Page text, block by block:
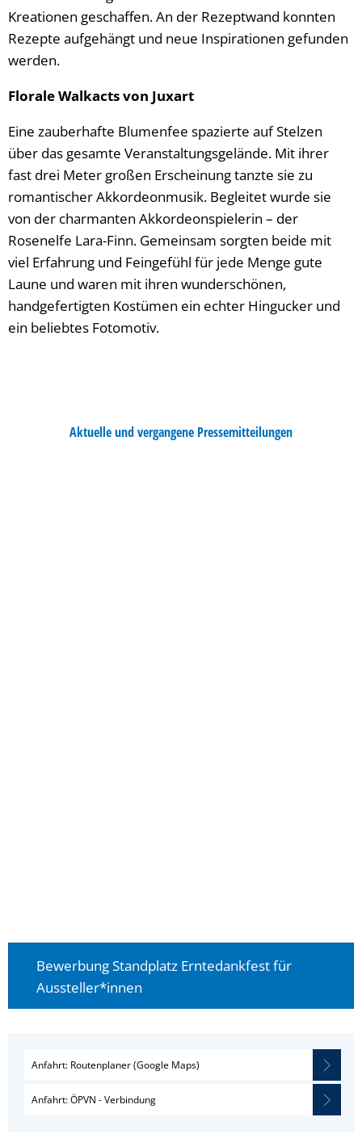
Kreationen geschaffen. An der Rezeptwand konnten
Rezepte aufgehängt und neue Inspirationen gefunden
werden.
Florale Walkacts von Juxart
Eine zauberhafte Blumenfee spazierte auf Stelzen
über das gesamte Veranstaltungsgelände. Mit ihrer
fast drei Meter großen Erscheinung tanzte sie zu
romantischer Akkordeonmusik. Begleitet wurde sie
von der charmanten Akkordeonspielerin – der
Rosenelfe Lara-Finn. Gemeinsam sorgten beide mit
viel Erfahrung und Feingefühl für jede Menge gute
Laune und waren mit ihren wunderschönen,
handgefertigten Kostümen ein echter Hingucker und
ein beliebtes Fotomotiv.
Aktuelle und vergangene Pressemitteilungen
Bewerbung Standplatz Erntedankfest für
Aussteller*innen
Anfahrt: Routenplaner (Google Maps)
Anfahrt: ÖPVN - Verbindung